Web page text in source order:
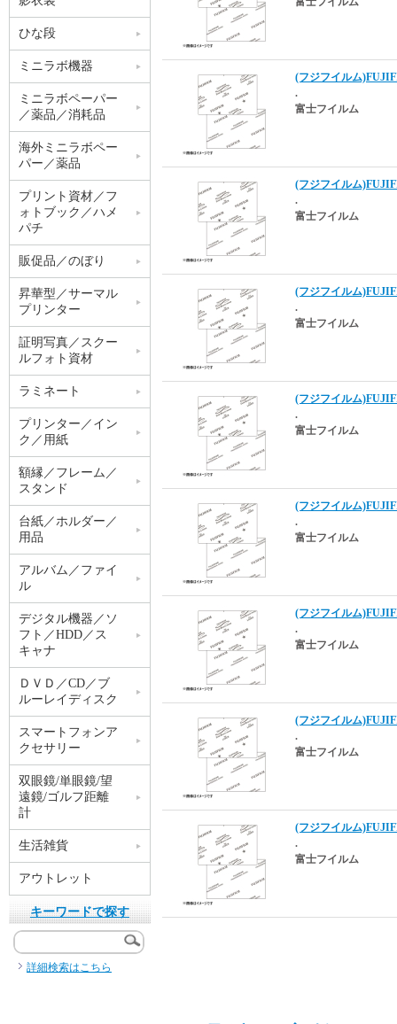
(フジフイルム
.
富士フイルム
(フジフイルム
.
富士フイルム
(フジフイルム
.
富士フイルム
(フジフイルム
.
富士フイルム
(フジフイルム
.
富士フイルム
(フジフイルム
.
富士フイルム
(フジフイルム
.
富士フイルム
(フジフイルム
.
富士フイルム
ひな段
ミニラボ機器
ミニラボペーパー
／薬品／消耗品
海外ミニラボペー
パー／薬品
プリント資材／フ
ォトブック／ハメ
パチ
販促品／のぼり
昇華型／サーマル
プリンター
証明写真／スクー
ルフォト資材
ラミネート
プリンター／イン
ク／用紙
額縁／フレーム／
スタンド
台紙／ホルダー／
用品
アルバム／ファイ
ル
デジタル機器／ソ
フト／HDD／ス
キャナ
ＤＶＤ／CD／ブ
ルーレイディスク
スマートフォンア
クセサリー
双眼鏡/単眼鏡/望
遠鏡/ゴルフ距離
計
生活雑貨
アウトレット
キーワードで探す
詳細検索はこちら